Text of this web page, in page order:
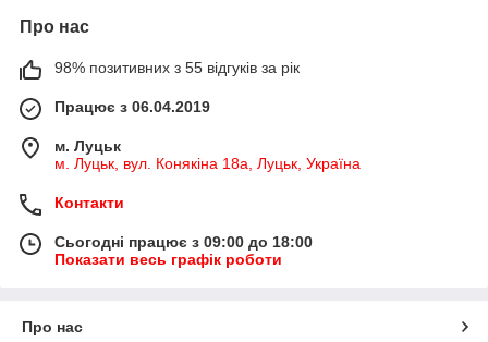
Про нас
98% позитивних з 55 відгуків за рік
Працює з 06.04.2019
м. Луцьк
м. Луцьк, вул. Конякіна 18а, Луцьк, Україна
Контакти
Сьогодні працює з 09:00 до 18:00
Показати весь графік роботи
Про нас